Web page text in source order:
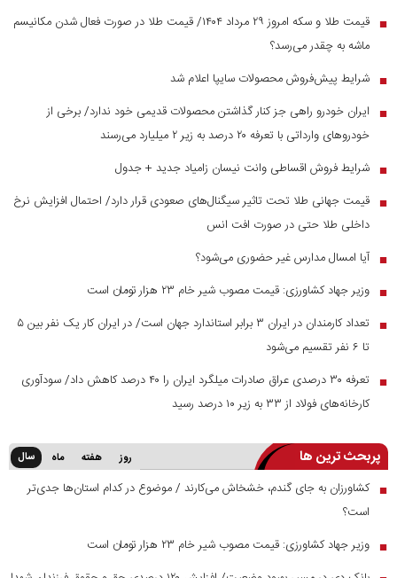
■
قیمت طلا و سکه امروز ۲۹ مرداد ۱۴۰۴/ قیمت طلا در صورت فعال شدن مکانیسم
ماشه به چقدر می‌رسد؟
■ شرایط پیش‌فروش محصولات سایپا اعلام شد
■
ایران خودرو راهی جز کنار گذاشتن محصولات قدیمی خود ندارد/ برخی از
خودرو‌های وارداتی با تعرفه ۲۰ درصد به زیر ۲ میلیارد می‌رسند
■ شرایط فروش اقساطی وانت نیسان زامیاد جدید + جدول
■ قیمت جهانی طلا تحت تاثیر سیگنال‌های صعودی قرار دارد/ احتمال افزایش نرخ
داخلی طلا حتی در صورت افت انس
■ آیا امسال مدارس غیر حضوری می‌شود؟
■ وزیر جهاد کشاورزی: قیمت مصوب شیر خام ۲۳ هزار تومان است
■
تعداد کارمندان در ایران ۳ برابر استاندارد جهان است/ در ایران کار یک نفر بین ۵
تا ۶ نفر تقسیم می‌شود
■
تعرفه ۳۰ درصدی عراق صادرات میلگرد ایران را ۴۰ درصد کاهش داد/ سودآوری
کارخانه‌های فولاد از ۳۳ به زیر ۱۰ درصد رسید
پربحث ترین ها روز هفته ماه سال
■ کشاورزان به جای گندم، خشخاش می‌کارند / موضوع در کدام استان‌ها جدی‌تر
است؟
■ وزیر جهاد کشاورزی: قیمت مصوب شیر خام ۲۳ هزار تومان است